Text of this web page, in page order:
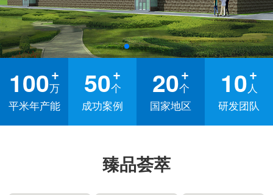
100万
平米年产能
50个
成功案例
20个
国家地区
10人
研发团队
臻品荟萃